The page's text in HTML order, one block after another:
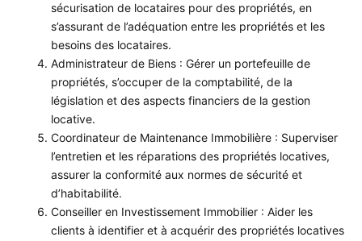
sécurisation de locataires pour des propriétés, en
s’assurant de l’adéquation entre les propriétés et les
besoins des locataires.
Administrateur de Biens : Gérer un portefeuille de
propriétés, s’occuper de la comptabilité, de la
législation et des aspects financiers de la gestion
locative.
Coordinateur de Maintenance Immobilière : Superviser
l’entretien et les réparations des propriétés locatives,
assurer la conformité aux normes de sécurité et
d’habitabilité.
Conseiller en Investissement Immobilier : Aider les
clients à identifier et à acquérir des propriétés locatives